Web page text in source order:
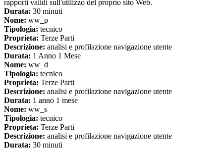
rapporti validi sull'utilizzo del proprio sito Web.
Durata: 30 minuti
Nome: ww_p
Tipologia: tecnico
Proprieta: Terze Parti
Descrizione: analisi e profilazione navigazione utente
Durata: 1 Anno 1 Mese
Nome: ww_d
Tipologia: tecnico
Proprieta: Terze Parti
Descrizione: analisi e profilazione navigazione utente
Durata: 1 anno 1 mese
Nome: ww_s
Tipologia: tecnico
Proprieta: Terze Parti
Descrizione: analisi e profilazione navigazione utente
Durata: 30 minuti